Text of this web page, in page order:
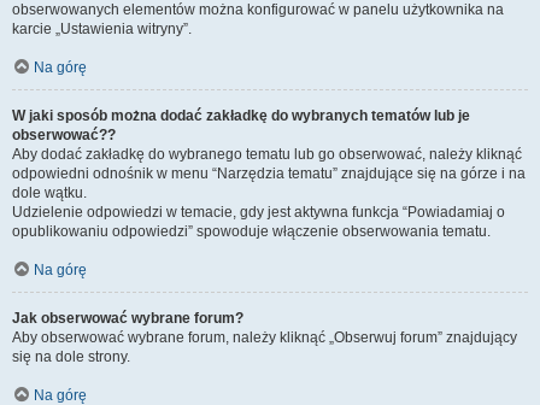
obserwowanych elementów można konfigurować w panelu użytkownika na
karcie „Ustawienia witryny”.
Na górę
W jaki sposób można dodać zakładkę do wybranych tematów lub je
obserwować??
Aby dodać zakładkę do wybranego tematu lub go obserwować, należy kliknąć
odpowiedni odnośnik w menu “Narzędzia tematu” znajdujące się na górze i na
dole wątku.
Udzielenie odpowiedzi w temacie, gdy jest aktywna funkcja “Powiadamiaj o
opublikowaniu odpowiedzi” spowoduje włączenie obserwowania tematu.
Na górę
Jak obserwować wybrane forum?
Aby obserwować wybrane forum, należy kliknąć „Obserwuj forum” znajdujący
się na dole strony.
Na górę